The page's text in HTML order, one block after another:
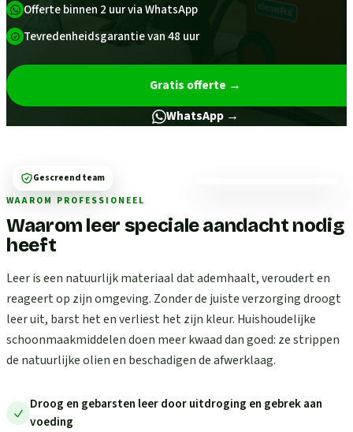
Offerte binnen 2 uur via WhatsApp
Tevredenheidsgarantie van 48 uur
Gratis offerte →
WhatsApp →
WAAROM PROFESSIONEEL
Waarom leer speciale aandacht nodig
heeft
Leer is een natuurlijk materiaal dat ademhaalt, veroudert en
reageert op zijn omgeving. Zonder de juiste verzorging droogt
leer uit, barst het en verliest het zijn kleur. Huishoudelijke
schoonmaakmiddelen doen meer kwaad dan goed: ze strippen
de natuurlijke olien en beschadigen de afwerklaag.
Droog en gebarsten leer door uitdroging en gebrek aan
voeding
Gescreend team